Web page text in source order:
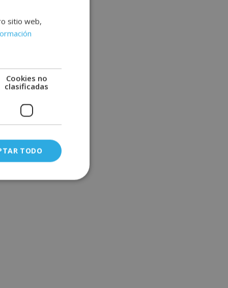
sitio web,
Cookies no
clasificadas
TODO